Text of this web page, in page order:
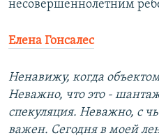
несовершеннолетним
Елена Гонсалес
Ненавижу, когда
Неважно, что это -
спекуляция. Неважно, с
важен. Сегодня в моей